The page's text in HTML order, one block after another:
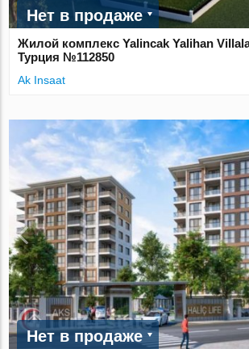
Нет в продаже
Жилой комплекс Yalincak Yalihan
Турция №112850
Ak Insaat
Нет в продаже